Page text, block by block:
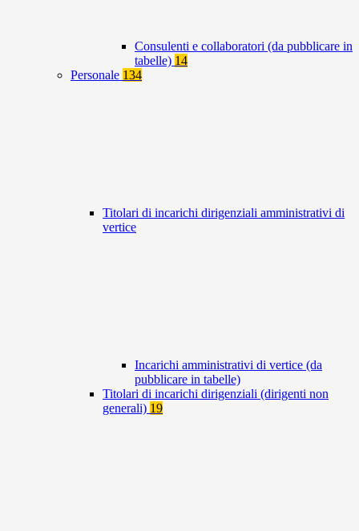
Consulenti e collaboratori (da pubblicare in
tabelle) 14
Personale 134
Titolari di incarichi dirigenziali amministrativi di
vertice
Incarichi amministrativi di vertice (da
pubblicare in tabelle)
Titolari di incarichi dirigenziali (dirigenti non
generali) 19